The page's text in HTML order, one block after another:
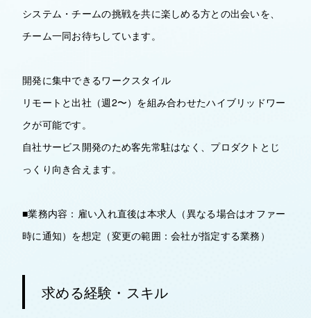
システム・チームの挑戦を共に楽しめる方との出会いを、
チーム一同お待ちしています。
開発に集中できるワークスタイル
リモートと出社（週2〜）を組み合わせたハイブリッドワー
クが可能です。
自社サービス開発のため客先常駐はなく、プロダクトとじ
っくり向き合えます。
■業務内容：雇い入れ直後は本求人（異なる場合はオファー
時に通知）を想定（変更の範囲：会社が指定する業務）
求める経験・スキル